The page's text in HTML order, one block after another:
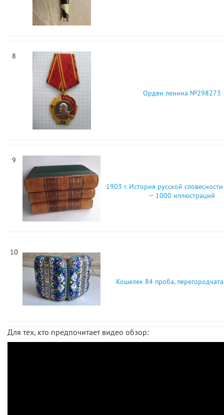
8
Орден ленина №298273
9
1903 г. История русской
— 1000 иллюстраций
10
Кошелек 84 проба,
Для тех, кто предпочитает видео обзор: